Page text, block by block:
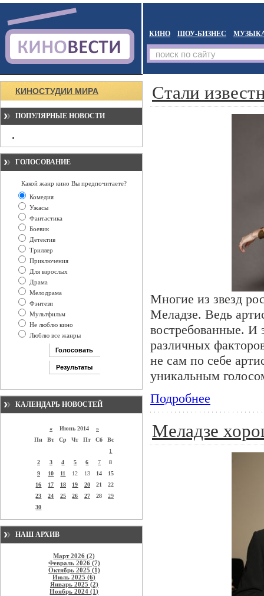
КИНО ШОУ-БИЗНЕС
КИНОСТУДИИ МИРА
ПОПУЛЯРНЫЕ НОВОСТИ
ГОЛОСОВАНИЕ
Какой жанр кино Вы предпочитаете?
Комедия
Ужасы
Фантастика
Боевик
Детектив
Триллер
Приключения
Для взрослых
Драма
Мелодрама
Фэнтези
Мультфильм
Не люблю кино
Люблю все жанры
КАЛЕНДАРЬ НОВОСТЕЙ
« Июнь 2014 »
Пн
Вт Ср Чт Пт Сб
Вс
1
2
3 4 5 6 7
8
9
10 11 12 13 14
15
16
17 18 19 20 21
22
23
24 25 26 27 28
29
30
НАШ АРХИВ
Март 2026 (2)
Февраль 2026 (7)
Октябрь 2025 (1)
Июль 2025 (6)
Январь 2025 (2)
Ноябрь 2024 (1)
Стали
Многие из звезд
Меладзе. Ведь
востребованные. И
различных
не сам по себе
уникальным
Подробнее
Меладзе